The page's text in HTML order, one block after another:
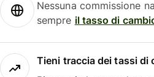
Nessuna commissione
sempre il tasso di
Tieni traccia dei tassi di